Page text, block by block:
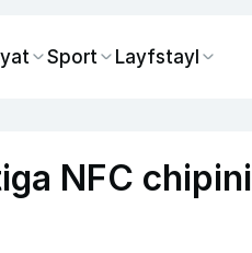
Sport Layfstayl
NFC chipini